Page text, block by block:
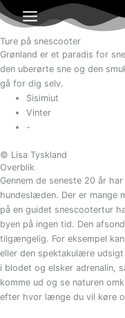
Gå
til
indholdet
Ture på snescooter
Grønland er et paradis for
den uberørte sne og den
gå for dig selv.
Sisimiut
Vinter
-
© Lisa Tyskland
Overblik
Gennem de seneste 20 år
hundeslæden. Der er mange
på en guidet snescootertur
byen på ingen tid. Den
tilgængelig. For eksempel
eller den spektakulære
i blodet og elsker adrenalin,
komme ud og se naturen
efter hvor længe du vil køre
Måned